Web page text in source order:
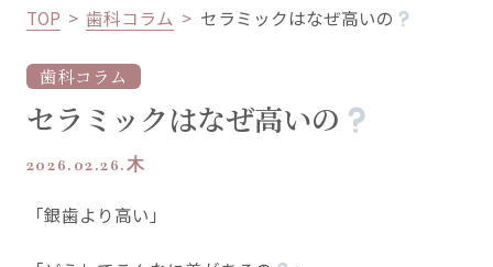
TOP 歯科コラム セラミックはなぜ高いの
歯科コラム
セラミックはなぜ高いの
2026.02.26.木
「銀歯より高い」